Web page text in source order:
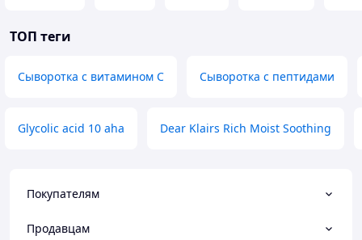
ТОП теги
Сыворотка с витамином С Сыворотка с пептидами
Glycolic acid 10 aha Dear Klairs Rich Moist Soothing
Покупателям
Продавцам